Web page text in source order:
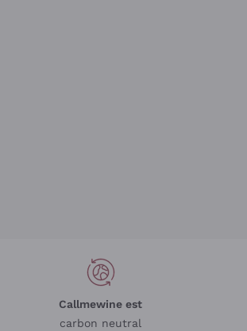
Callmewine est
carbon neutral